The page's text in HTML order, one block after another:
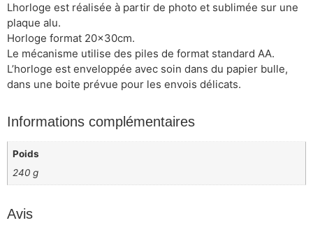
Lhorloge est réalisée à partir de photo et sublimée sur une
plaque alu.
Horloge format 20x30cm.
Le mécanisme utilise des piles de format standard AA.
L’horloge est enveloppée avec soin dans du papier bulle,
dans une boite prévue pour les envois délicats.
Informations complémentaires
Poids
240 g
Avis